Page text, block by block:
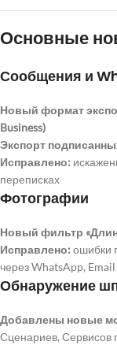
Основные
Сообщения и
Новый формат
Business)
Экспорт
Исправлено:
переписках
Фотографии
Новый фильтр
Исправлено: ошибки
через WhatsApp,
Обнаружение
Добавлены новые
Сценариев, Сервисов